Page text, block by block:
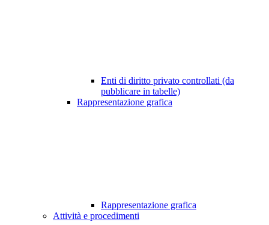
Enti di diritto privato controllati (da
pubblicare in tabelle)
Rappresentazione grafica
Rappresentazione grafica
Attività e procedimenti